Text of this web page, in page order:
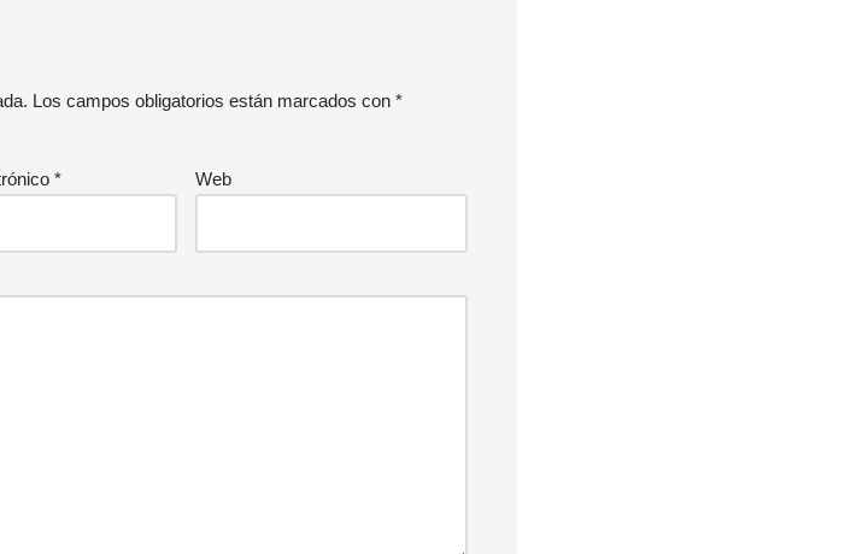
Los campos obligatorios están marcados con *
* Web